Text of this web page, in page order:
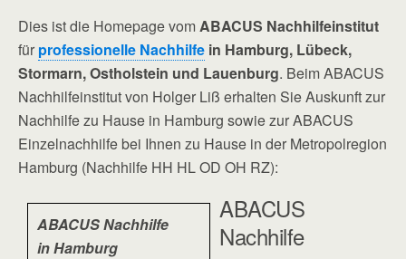
Dies ist die Homepage vomABACUS Nachhilfeinstitut
für professionelle Nachhilfe in Hamburg, Lübeck,
Stormarn, Ostholstein und Lauenburg. Beim ABACUS
Nachhilfeinstitut von Holger Liß erhalten Sie Auskunft zur
Nachhilfe zu Hause in Hamburg sowie zur ABACUS
Einzelnachhilfe bei Ihnen zu Hause in der Metropolregion
Hamburg (Nachhilfe HH HL OD OH RZ):
ABACUS Nachhilfe
in Hamburg
ABACUS
Nachhilfe